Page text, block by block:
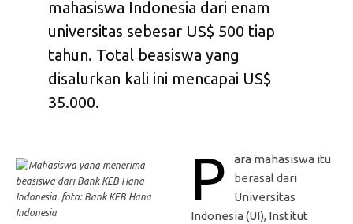
mahasiswa Indonesia dari enam
universitas sebesar US$ 500 tiap
tahun. Total beasiswa yang
disalurkan kali ini mencapai US$
35.000.
P
ara mahasiswa itu
berasal dari
Universitas
Indonesia (UI), Institut